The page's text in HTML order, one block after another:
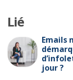
Lié
Emails
jour ?